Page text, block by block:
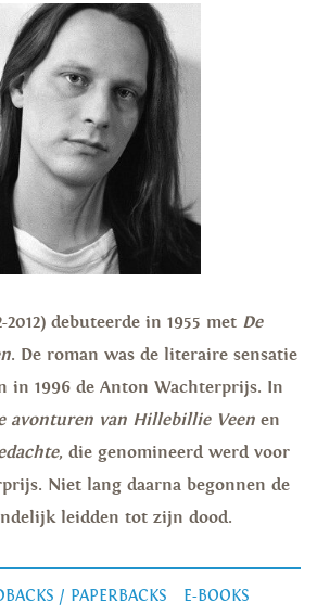
2012) debuteerde in 1955 met De
. De roman was de literaire sensatie
in 1996 de Anton Wachterprijs. In
avonturen van Hillebillie Veen en
, die genomineerd werd voor
Niet lang daarna begonnen de
leidden tot zijn dood.
/ PAPERBACKS
E-BOOKS